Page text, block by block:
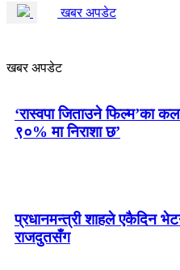
खबर अपडेट
खबर अपडेट
‘रास्वपा जिताउने फिल्म’का
९०% मा निराशा छ’
प्रधानमन्त्री शाहले एकैदिन
राजदुतसँग